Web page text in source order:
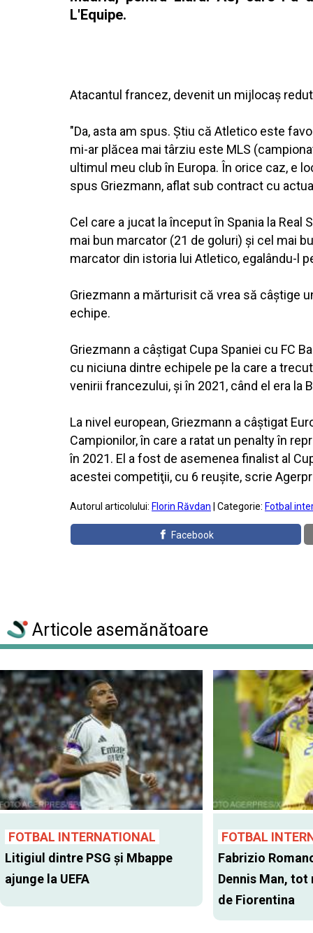
L'Equipe.
Atacantul francez, devenit un mijlocaş
"Da, asta am spus. Ştiu că Atletico este
mi-ar plăcea mai târziu este MLS
ultimul meu club în Europa. În orice caz, e
spus Griezmann, aflat sub contract cu
Cel care a jucat la început în Spania la
mai bun marcator (21 de goluri) şi cel mai
marcator din istoria lui Atletico, egalându-l
Griezmann a mărturisit că vrea să câştige
echipe.
Griezmann a câştigat Cupa Spaniei cu FC
cu niciuna dintre echipele pe la care a
venirii francezului, şi în 2021, când el era la
La nivel european, Griezmann a câştigat
Campionilor, în care a ratat un penalty în
în 2021. El a fost de asemenea finalist al
acestei competiţii, cu 6 reuşite, scrie
Autorul articolului: Florin Răvdan | Categorie: Fotbal
Facebook
Articole asemănătoare
FOTBAL INTERNATIONAL
Litigiul dintre PSG şi Mbappe
ajunge la UEFA
FOTBAL
Fabrizio
Dennis Man, tot
de Fiorentina